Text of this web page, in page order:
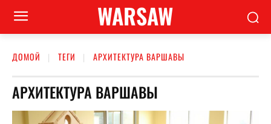
WARSAW
ДОМОЙ ТЕГИ АРХИТЕКТУРА ВАРШАВЫ
АРХИТЕКТУРА ВАРШАВЫ